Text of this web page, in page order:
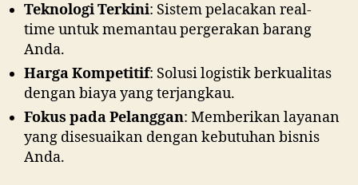
Teknologi Terkini: Sistem pelacakan real-
time untuk memantau pergerakan barang
Anda.
Harga Kompetitif: Solusi logistik berkualitas
dengan biaya yang terjangkau.
Fokus pada Pelanggan: Memberikan layanan
yang disesuaikan dengan kebutuhan bisnis
Anda.